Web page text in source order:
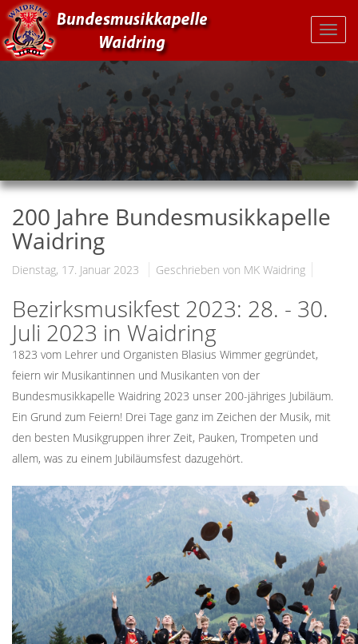
200 Jahre Bundesmusikkapelle
Waidring
Dienstag, 17. Januar 2023 Geschrieben von MK Waidring
Bezirksmusikfest 2023: 28. - 30.
Juli 2023 in Waidring
1823 vom Lehrer und Organisten Blasius Wimmer gegründet,
feiern wir Musikantinnen und Musikanten von der
Bundesmusikkapelle Waidring 2023 unser 200-jähriges Jubiläum.
Ein Grund zum Feiern! Drei Tage ganz im Zeichen der Musik, mit
den besten Musikgruppen ihrer Zeit, Pauken, Trompeten und
allem, was zu einem Jubiläumsfest dazugehört.